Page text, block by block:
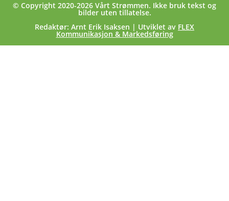
© Copyright 2020-2026 Vårt Strømmen. Ikke bruk tekst og
bilder uten tillatelse.
Redaktør: Arnt Erik Isaksen | Utviklet av FLEX
Kommunikasjon & Markedsføring